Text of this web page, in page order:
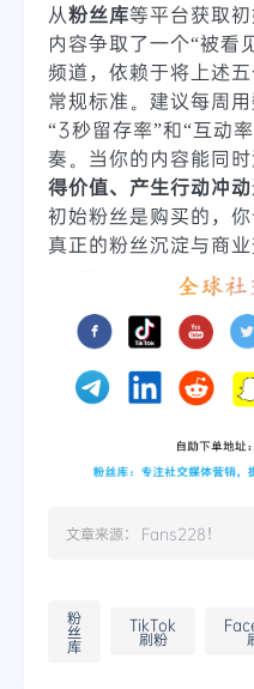
从粉丝库等平台获取
内容争取了一个“被看
频道，依赖于将上述
常规标准。建议每周
“3秒留存率”和“互动
奏。当你的内容能同
得价值、产生行动冲动
初始粉丝是购买的，
真正的粉丝沉淀与商业
文章来源： Fans228！
粉
丝
库
TikTok
刷粉